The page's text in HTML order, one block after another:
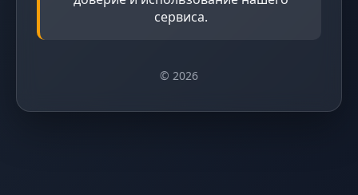
сервиса.
© 2026